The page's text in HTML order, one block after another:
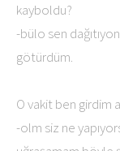
kayboldu?
-bülo sen
götürdüm.
O vakit ben girdim
-olm siz ne